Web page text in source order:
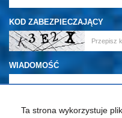
KOD ZABEZPIECZAJĄCY
WIADOMOŚĆ
Ta strona wykorzystuje